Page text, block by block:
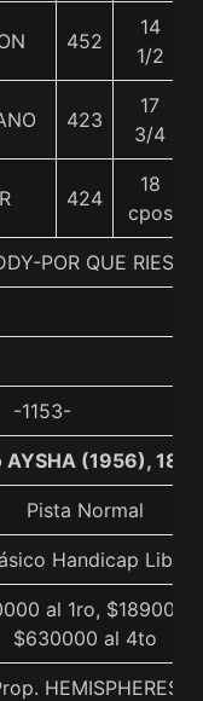
452
14
1/2
423
17
3/4
424
18
cpos
POR QUE RIES-
-1153-
AYSHA (1956),
Pista Normal
Handicap Libre
al 1ro,
$630000 al 4to
HEMISPHERES